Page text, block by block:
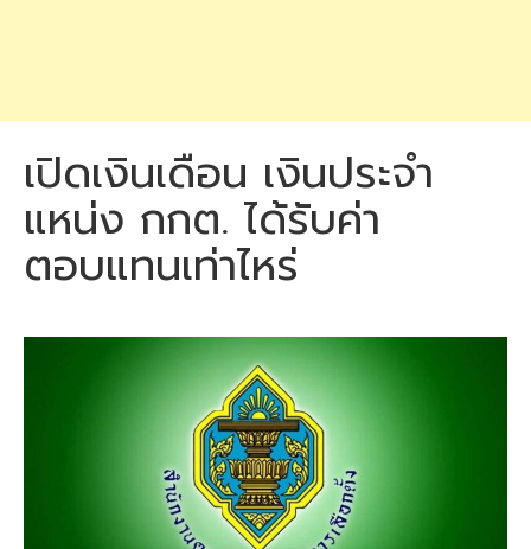
เปิดเงินเดือน เงินประจำ
แหน่ง กกต. ได้รับค่า
ตอบแทนเท่าไหร่